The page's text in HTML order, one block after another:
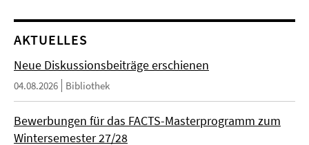
AKTUELLES
Neue Diskussionsbeiträge erschienen
04.08.2026 Bibliothek
Bewerbungen für das FACTS-Masterprogramm zum
Wintersemester 27/28